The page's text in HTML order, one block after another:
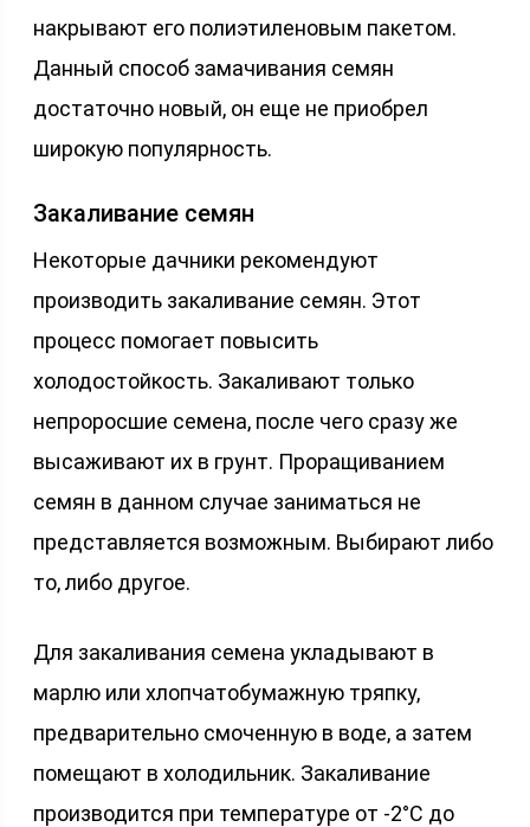
накрывают его полиэтиленовым пакетом.
Данный способ замачивания семян
достаточно новый, он еще не приобрел
широкую популярность.
Закаливание семян
Некоторые дачники рекомендуют
производить закаливание семян. Этот
процесс помогает повысить
холодостойкость. Закаливают только
непроросшие семена, после чего сразу же
высаживают их в грунт. Проращиванием
семян в данном случае заниматься не
представляется возможным. Выбирают либо
то, либо другое.
Для закаливания семена укладывают в
марлю или хлопчатобумажную тряпку,
предварительно смоченную в воде, а затем
помещают в холодильник. Закаливание
производится при температуре от -2°С до